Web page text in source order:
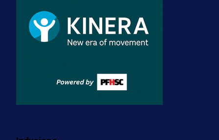
dres BiH!
3 sedmica 5 dan
Premijer liga BiH
za pranje novca, pretresaju
prostorije FK Borac!